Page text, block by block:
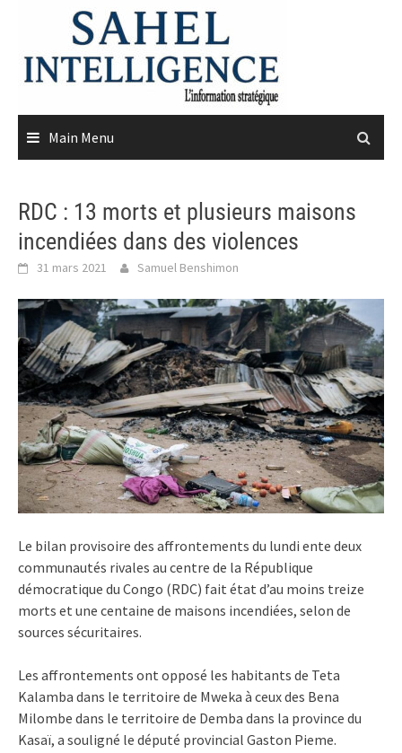
content
Main Menu
RDC : 13 morts et plusieurs maisons
incendiées dans des violences
31 mars 2021 Samuel Benshimon
Le bilan provisoire des affrontements du lundi ente deux
communautés rivales au centre de la République
démocratique du Congo (RDC) fait état d’au moins treize
morts et une centaine de maisons incendiées, selon de
sources sécuritaires.
Les affrontements ont opposé les habitants de Teta
Kalamba dans le territoire de Mweka à ceux des Bena
Milombe dans le territoire de Demba dans la province du
Kasaï, a souligné le député provincial Gaston Pieme.